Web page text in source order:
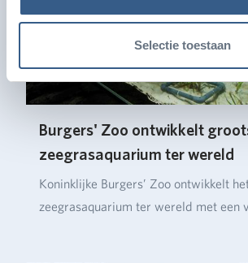
Selectie toestaan
Burgers' Zoo ontwikkelt
zeegrasaquarium ter wereld
Koninklijke Burgers’ Zoo ontwikkelt
zeegrasaquarium ter wereld met een